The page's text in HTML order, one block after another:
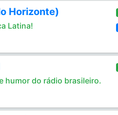
Horizonte)
Latina!
humor do rádio brasileiro.